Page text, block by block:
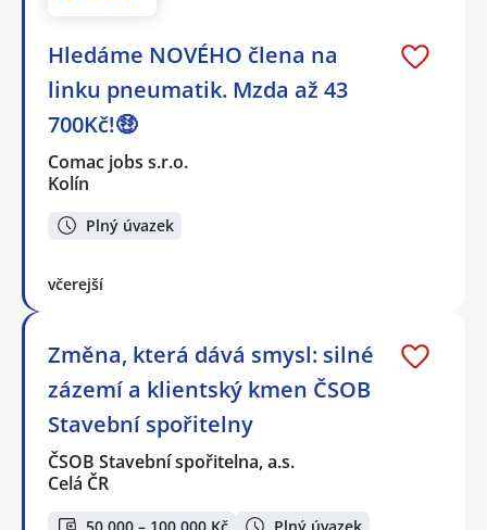
Hledáme NOVÉHO člena na
linku pneumatik. Mzda až 43
700Kč!🤑
Comac jobs s.r.o.
Kolín
Plný úvazek
včerejší
Změna, která dává smysl: silné
zázemí a klientský kmen ČSOB
Stavební spořitelny
ČSOB Stavební spořitelna, a.s.
Celá ČR
50 000 – 100 000 Kč Plný úvazek